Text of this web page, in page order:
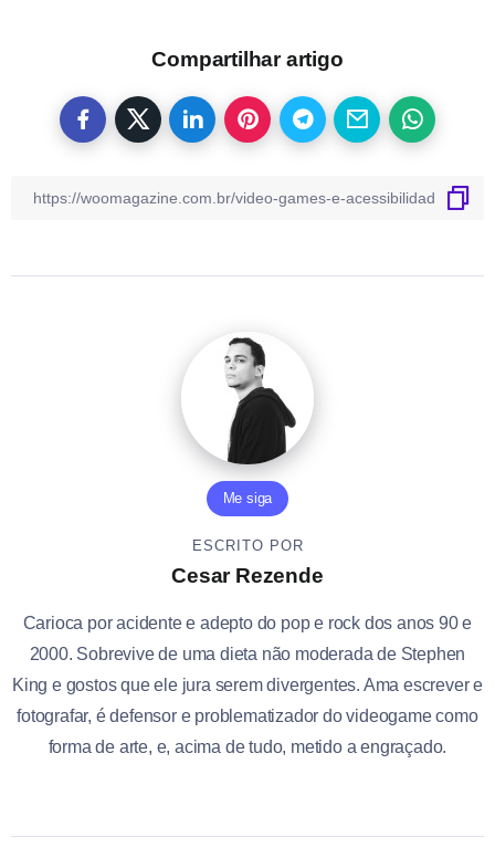
Compartilhar artigo
Me siga
ESCRITO POR
Cesar Rezende
Carioca por acidente e adepto do pop e rock dos anos 90 e
2000. Sobrevive de uma dieta não moderada de Stephen
King e gostos que ele jura serem divergentes. Ama escrever e
fotografar, é defensor e problematizador do videogame como
forma de arte, e, acima de tudo, metido a engraçado.